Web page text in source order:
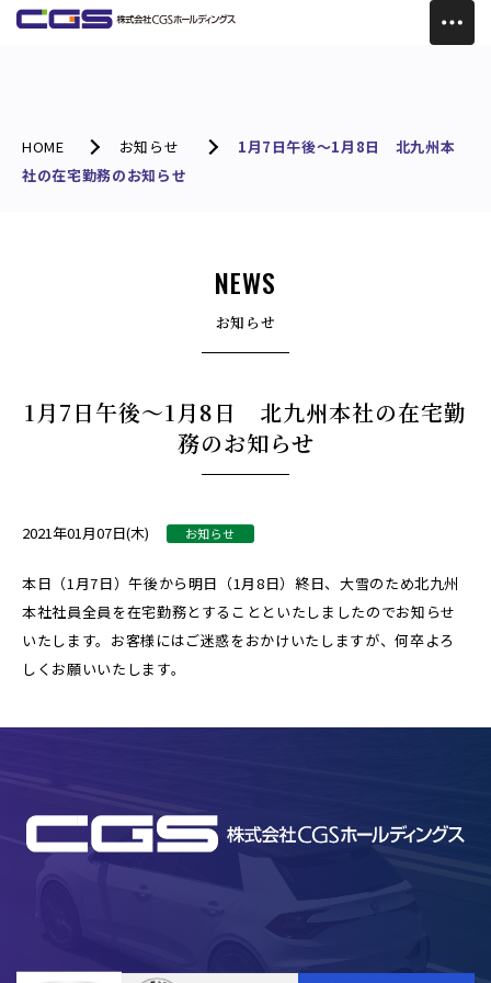
HOME お知らせ
1月7日午後～1月8日 北九州本
社の在宅勤務のお知らせ
NEWS
お知らせ
1月7日午後～1月8日 北九州本社の在宅勤
務のお知らせ
2021年01月07日(木) お知らせ
本日（1月7日）午後から明日（1月8日）終日、大雪のため北九州
本社社員全員を在宅勤務とすることといたしましたのでお知らせ
いたします。お客様にはご迷惑をおかけいたしますが、何卒よろ
しくお願いいたします。